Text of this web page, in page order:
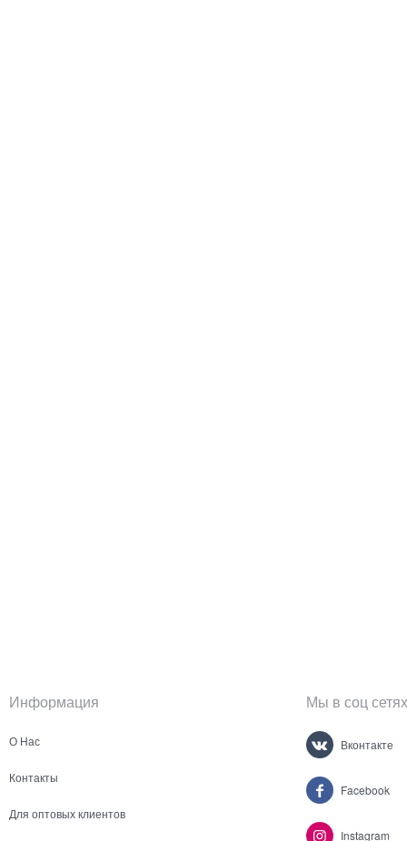
Информация
О Нас
Контакты
Для оптовых клиентов
Мы в соц сетях
Вконтакте
Facebook
Instagram